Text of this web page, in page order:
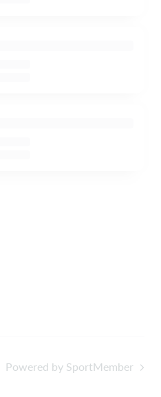
Powered by SportMember